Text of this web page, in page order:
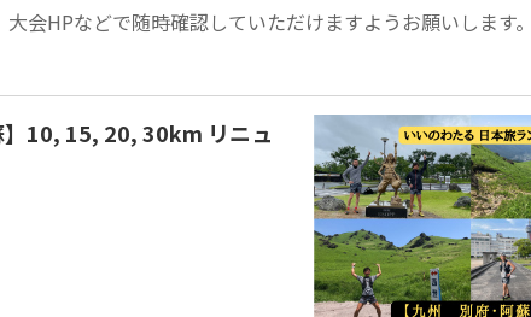
会HPなどで随時確認していただけますようお願いします。
10, 15, 20, 30km リニュ